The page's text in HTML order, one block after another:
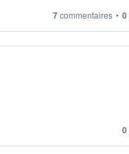
7commentaires • 0
0